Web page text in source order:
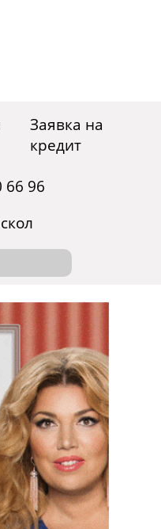
Заявка на
кредит
66 96